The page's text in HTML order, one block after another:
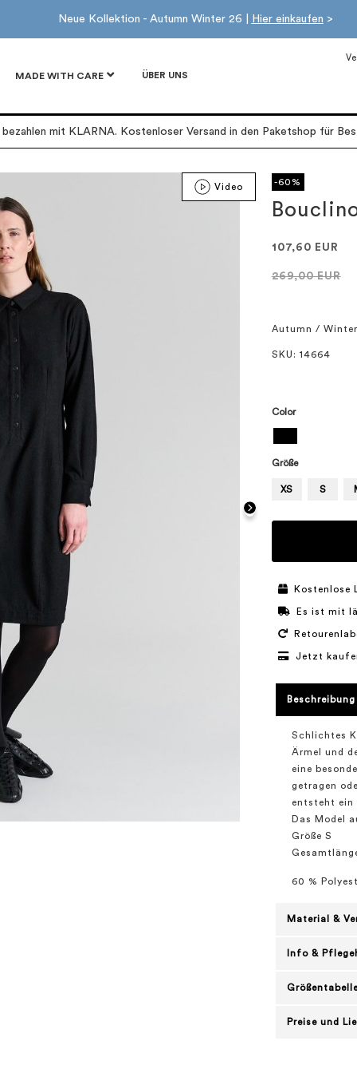
Neue Kollektion - Autumn Winter 26 | Hier einkaufen >
MADE WITH CARE ÜBER UNS
mit KLARNA. Kostenloser Versand in den Paketshop für
Video -60%
107,60 EUR
269,00 EUR
Autumn /
SKU : 14664
Color
Größe
XS S
Kostenlose
Es ist mit
Jetzt
Beschreibung
Schlichtes
Ärmel und
eine
getragen
entsteht ein
Das Model
Größe S
60 %
Material &
Info &
Preise und